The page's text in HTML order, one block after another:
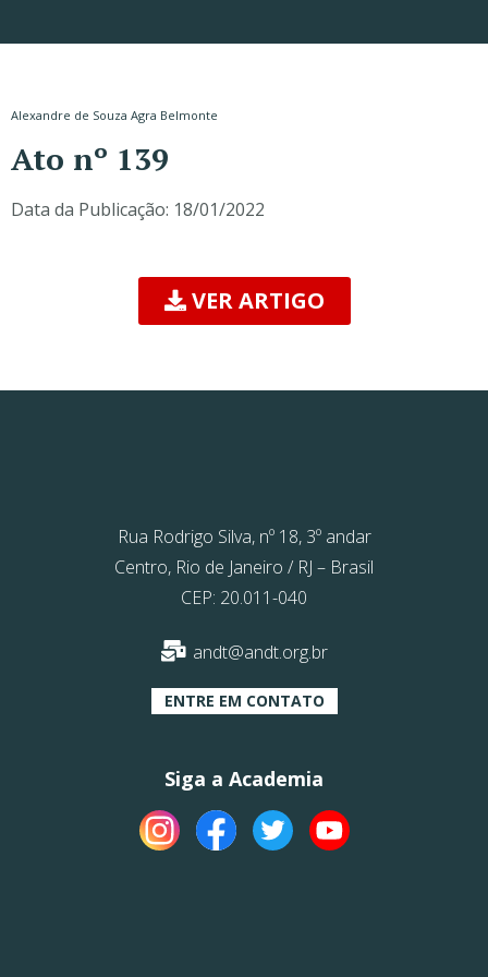
Alexandre de Souza Agra Belmonte
Ato nº 139
Data da Publicação: 18/01/2022
VER ARTIGO
Rua Rodrigo Silva, nº 18, 3º andar
Centro, Rio de Janeiro / RJ – Brasil
CEP: 20.011-040
andt@andt.org.br
ENTRE EM CONTATO
Siga a Academia